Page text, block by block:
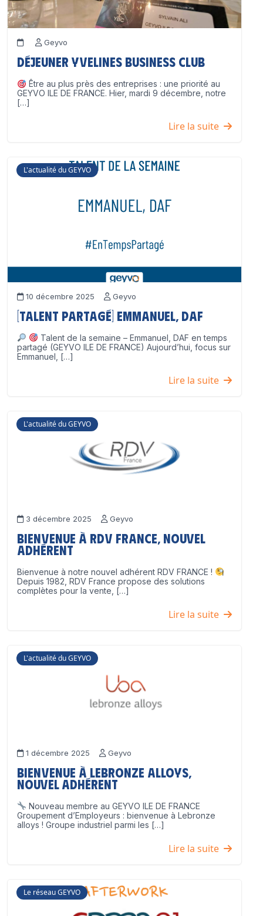
Geyvo
Déjeuner Yvelines Business Club
Être au plus près des entreprises : une priorité au
GEYVO ILE DE FRANCE. Hier, mardi 9 décembre, notre
[…]
Lire la suite
L'actualité du GEYVO
10 décembre 2025 Geyvo
[Talent partagé] Emmanuel, DAF
Talent de la semaine – Emmanuel, DAF en temps
partagé (GEYVO ILE DE FRANCE) Aujourd’hui, focus sur
Emmanuel, […]
Lire la suite
L'actualité du GEYVO
3 décembre 2025 Geyvo
Bienvenue à RDV France, nouvel
adhérent
Bienvenue à notre nouvel adhérent RDV FRANCE !
Depuis 1982, RDV France propose des solutions
complètes pour la vente, […]
Lire la suite
L'actualité du GEYVO
1 décembre 2025 Geyvo
Bienvenue à Lebronze Alloys,
nouvel adhérent
Nouveau membre au GEYVO ILE DE FRANCE
Groupement d’Employeurs : bienvenue à Lebronze
alloys ! Groupe industriel parmi les […]
Lire la suite
Le réseau GEYVO